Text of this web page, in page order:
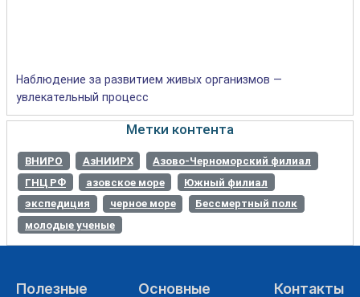
Наблюдение за развитием живых организмов —
увлекательный процесс
Метки контента
ВНИРО АзНИИРХ
Азово-Черноморский филиал
ГНЦ РФ
азовское море
Южный филиал
экспедиция
черное море
Бессмертный полк
молодые ученые
Полезные
Основные
Контакты